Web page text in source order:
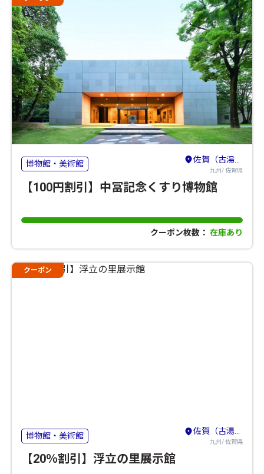
博物館・美術館 佐賀（古湯・熊の川）・鳥栖・吉野ヶ里
九州/ 佐賀県
【100円割引】中冨記念くすり博物館
クーポン枚数： 在庫あり
クーポン
博物館・美術館 佐賀（古湯・熊の川）・鳥栖・吉野ヶ里
九州/ 佐賀県
【20％割引】浮立の里展示館